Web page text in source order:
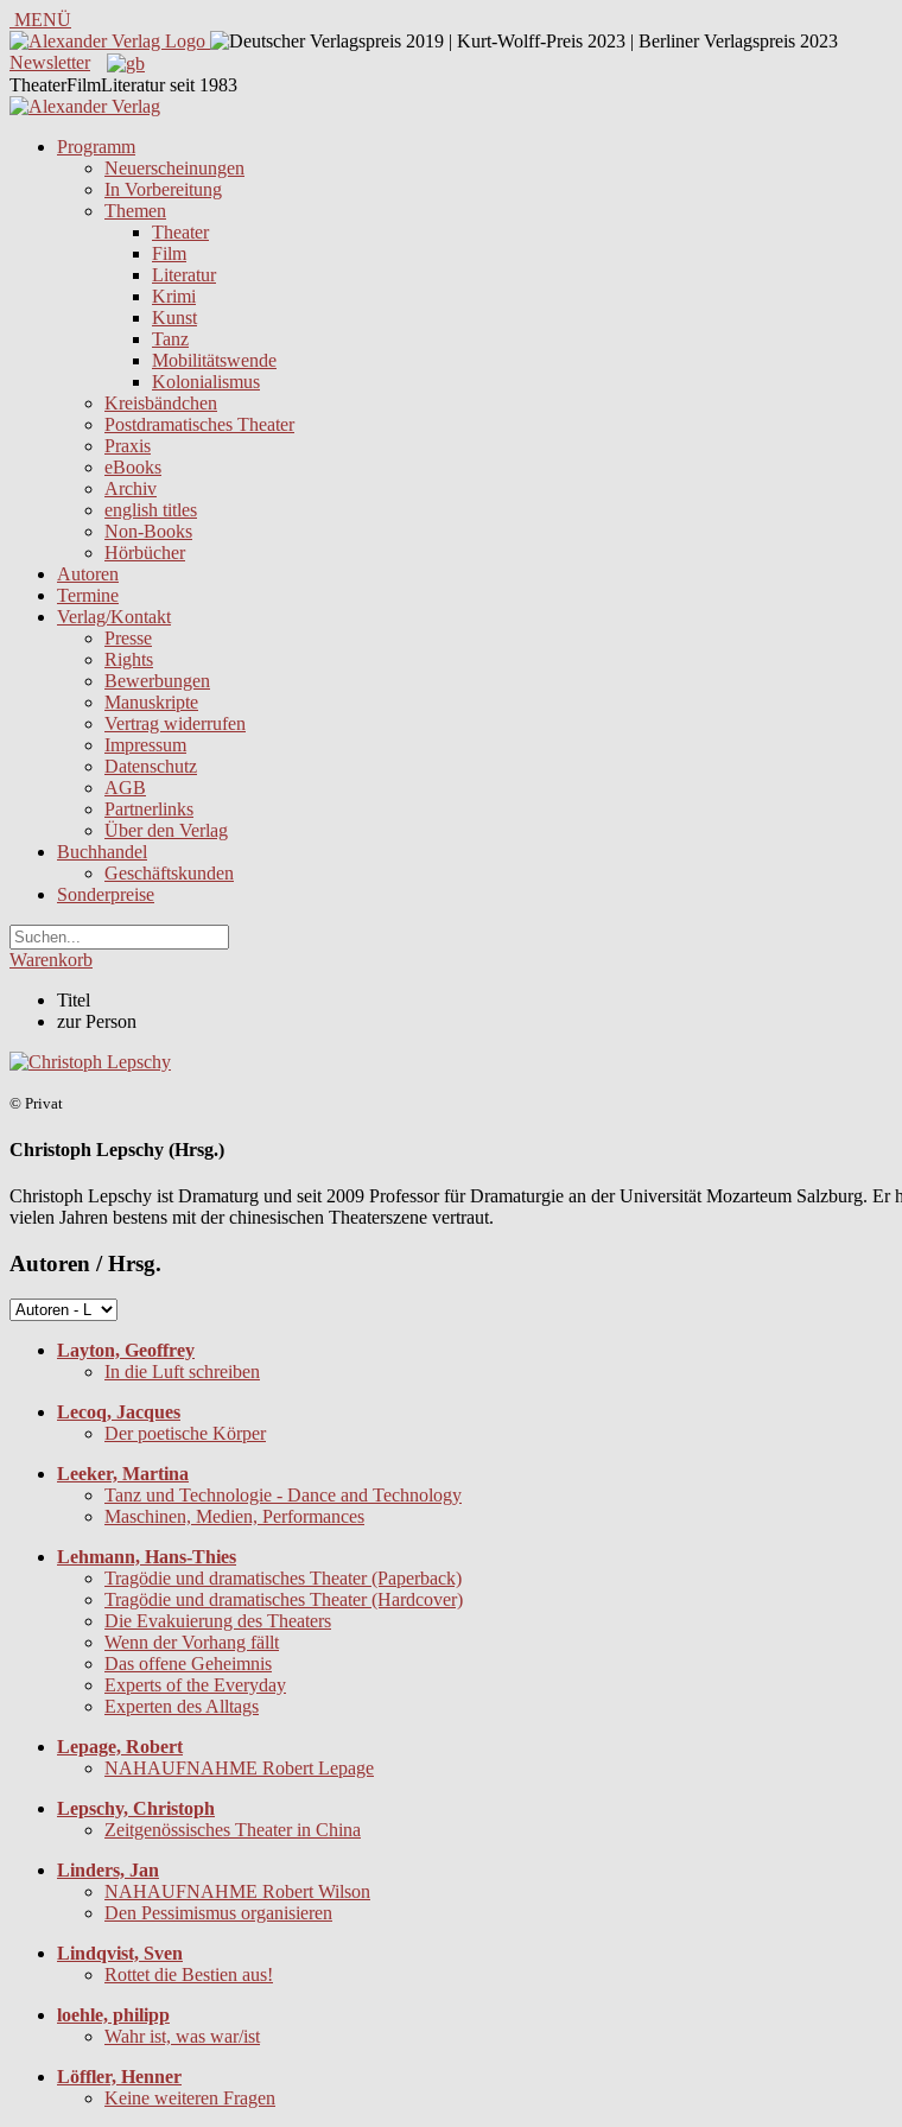
MENÜ
Newsletter
TheaterFilmLiteratur seit 1983
Programm
Neuerscheinungen
In Vorbereitung
Themen
Theater
Film
Literatur
Krimi
Kunst
Tanz
Mobilitätswende
Kolonialismus
Kreisbändchen
Postdramatisches Theater
Praxis
eBooks
Archiv
english titles
Non-Books
Hörbücher
Autoren
Termine
Verlag/Kontakt
Presse
Rights
Bewerbungen
Manuskripte
Vertrag widerrufen
Impressum
Datenschutz
AGB
Partnerlinks
Über den Verlag
Buchhandel
Geschäftskunden
Sonderpreise
Warenkorb
Titel
zur Person
© Privat
Christoph Lepschy (Hrsg.)
Christoph Lepschy ist Dramaturg und seit 2009 Professor für Dramaturgie an der Universität Mozarteum Salzburg.
vielen Jahren bestens mit der chinesischen Theaterszene vertraut.
Autoren / Hrsg.
Layton, Geoffrey
In die Luft schreiben
Lecoq, Jacques
Der poetische Körper
Leeker, Martina
Tanz und Technologie - Dance and Technology
Maschinen, Medien, Performances
Lehmann, Hans-Thies
Tragödie und dramatisches Theater (Paperback)
Tragödie und dramatisches Theater (Hardcover)
Die Evakuierung des Theaters
Wenn der Vorhang fällt
Das offene Geheimnis
Experts of the Everyday
Experten des Alltags
Lepage, Robert
NAHAUFNAHME Robert Lepage
Lepschy, Christoph
Zeitgenössisches Theater in China
Linders, Jan
NAHAUFNAHME Robert Wilson
Den Pessimismus organisieren
Lindqvist, Sven
Rottet die Bestien aus!
loehle, philipp
Wahr ist, was war/ist
Löffler, Henner
Keine weiteren Fragen